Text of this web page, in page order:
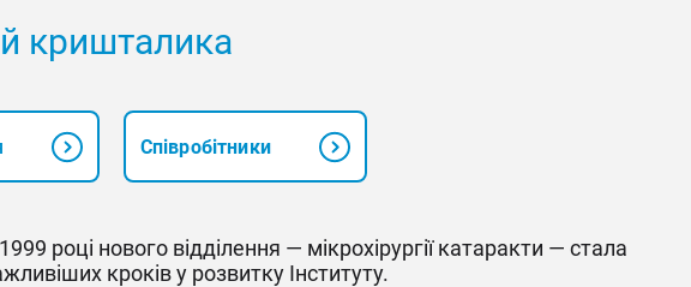
кришталика
Співробітники
році нового відділення — мікрохірургії катаракти — стала
кроків у розвитку Інституту.